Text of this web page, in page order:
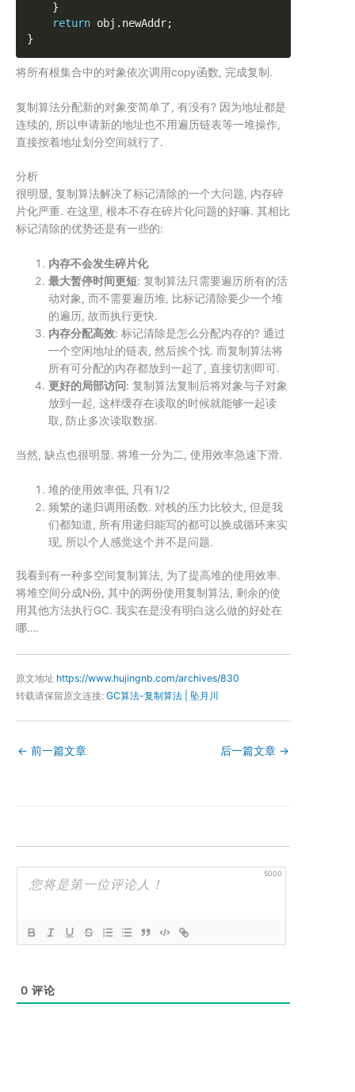
}
return obj . newAddr;
}
将所有根集合中的对象依次调用copy函数, 完成复制.
复制算法分配新的对象变简单了, 有没有? 因为地址都是
连续的, 所以申请新的地址也不用遍历链表等一堆操作,
直接按着地址划分空间就行了.
分析
很明显, 复制算法解决了标记清除的一个大问题, 内存碎
片化严重. 在这里, 根本不存在碎片化问题的好嘛. 其相比
标记清除的优势还是有一些的:
内存不会发生碎片化
最大暂停时间更短:复制算法只需要遍历所有的活
动对象, 而不需要遍历堆, 比标记清除要少一个堆
的遍历, 故而执行更快.
内存分配高效:标记清除是怎么分配内存的? 通过
一个空闲地址的链表, 然后挨个找. 而复制算法将
所有可分配的内存都放到一起了, 直接切割即可.
更好的局部访问:复制算法复制后将对象与子对象
放到一起, 这样缓存在读取的时候就能够一起读
取, 防止多次读取数据.
当然, 缺点也很明显. 将堆一分为二, 使用效率急速下滑.
堆的使用效率低, 只有1/2
频繁的递归调用函数. 对栈的压力比较大, 但是我
们都知道, 所有用递归能写的都可以换成循环来实
现, 所以个人感觉这个并不是问题.
我看到有一种多空间复制算法, 为了提高堆的使用效率.
将堆空间分成N份, 其中的两份使用复制算法, 剩余的使
用其他方法执行GC. 我实在是没有明白这么做的好处在
哪….
原文地址 https://www.hujingnb.com/archives/830
转载请保留原文连接: GC算法-复制算法 | 坠月川
← 前一篇文章 后一篇文章 →
5000
0 评论